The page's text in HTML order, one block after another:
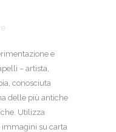
e
– artista,
conosciuta
delle più antiche
Utilizza
immagini su carta